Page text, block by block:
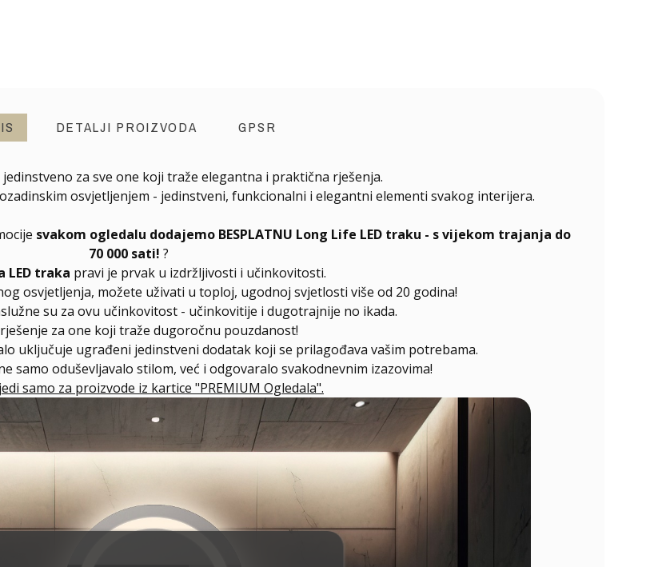
DETALJI PROIZVODA GPSR
za sve one koji traže elegantna i praktična rješenja.
osvjetljenjem - jedinstveni, funkcionalni i elegantni elementi svakog interijera.
svakom ogledalu dodajemo BESPLATNU Long Life LED traku - s vijekom trajanja do
70 000 sati! ?
LED traka pravi je prvak u izdržljivosti i učinkovitosti.
osvjetljenja, možete uživati u toploj, ugodnoj svjetlosti više od 20 godina!
su za ovu učinkovitost - učinkovitije i dugotrajnije no ikada.
za one koji traže dugoročnu pouzdanost!
uključuje ugrađeni jedinstveni dodatak koji se prilagođava vašim potrebama.
samo oduševljavalo stilom, već i odgovaralo svakodnevnim izazovima!
samo za proizvode iz kartice "PREMIUM Ogledala".